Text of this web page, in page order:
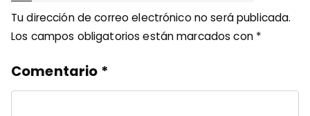
Tu dirección de correo electrónico no será publicada.
Los campos obligatorios están marcados con *
Comentario *